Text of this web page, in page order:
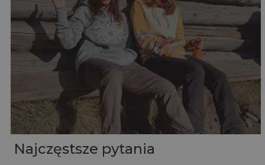
Najczęstsze pytania